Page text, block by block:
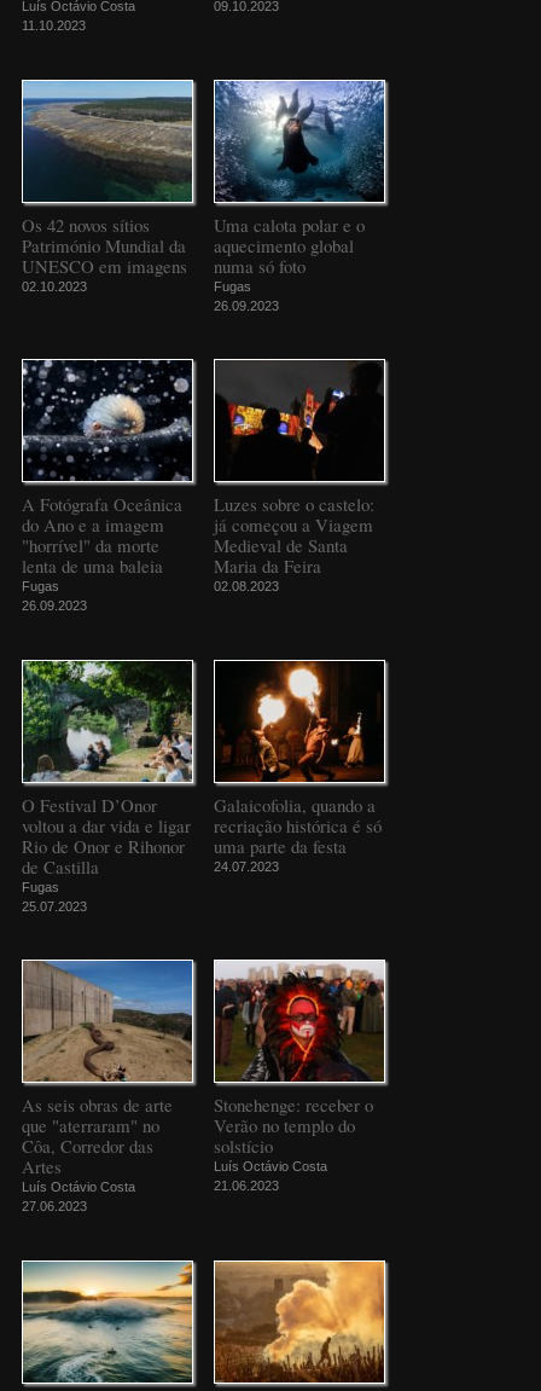
Luís Octávio Costa
11.10.2023
09.10.2023
Os 42 novos sítios
Património Mundial da
UNESCO em imagens
02.10.2023
Uma calota polar e o
aquecimento global
numa só foto
Fugas
26.09.2023
A Fotógrafa Oceânica
do Ano e a imagem
"horrível" da morte
lenta de uma baleia
Fugas
26.09.2023
Luzes sobre o castelo:
já começou a Viagem
Medieval de Santa
Maria da Feira
02.08.2023
O Festival D’Onor
voltou a dar vida e ligar
Rio de Onor e Rihonor
de Castilla
Fugas
25.07.2023
Galaicofolia, quando a
recriação histórica é só
uma parte da festa
24.07.2023
As seis obras de arte
que "aterraram" no
Côa, Corredor das
Artes
Luís Octávio Costa
27.06.2023
Stonehenge: receber o
Verão no templo do
solstício
Luís Octávio Costa
21.06.2023